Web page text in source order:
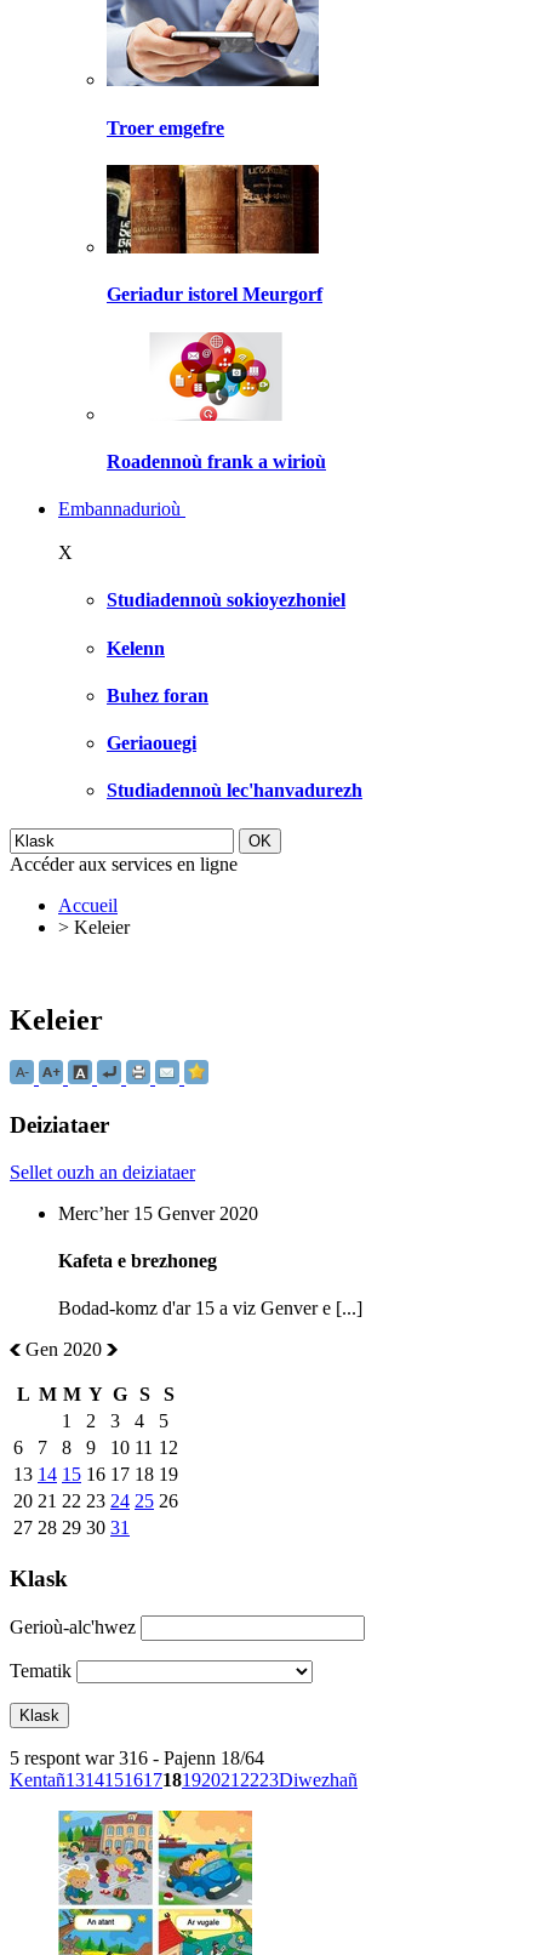
Troer emgefre
Geriadur istorel Meurgorf
Roadennoù frank a wirioù
Embannadurioù
X
Studiadennoù sokioyezhoniel
Kelenn
Buhez foran
Geriaouegi
Studiadennoù lec'hanvadurezh
Accéder aux services en ligne
Accueil
> Keleier
Keleier
Deiziataer
Sellet ouzh an deiziataer
Mercʼher 15 Genver 2020
Kafeta e brezhoneg
Bodad-komz d'ar 15 a viz Genver e [...]
Gen 2020
L M M Y G S
S
1
2 3 4
5
6
7 8 9 10 11 12
13 14 15 16 17 18 19
20 21 22 23 24 25 26
27 28 29 30 31
Klask
Gerioù-alc'hwez
Tematik
5 respont war 316 - Pajenn 18/64
Kentañ131415161718192021 2223Diwezhañ